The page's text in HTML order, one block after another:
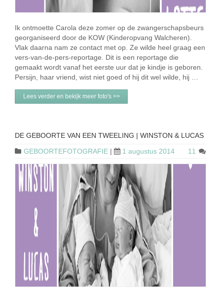
Ik ontmoette Carola deze zomer op de zwangerschapsbeurs
georganiseerd door de KOW (Kinderopvang Walcheren).
Vlak daarna nam ze contact met op. Ze wilde heel graag een
vers-van-de-pers-reportage. Dit is een reportage die
gemaakt wordt vanaf het eerste uur dat je kindje is geboren.
Persijn, haar vriend, wist niet goed of hij dit wel wilde, hij …
Lees verder en bekijk meer foto's >>
DE GEBOORTE VAN EEN TWEELING | WINSTON & LUCAS
GEBOORTEFOTOGRAFIE | 1 augustus 2014 11